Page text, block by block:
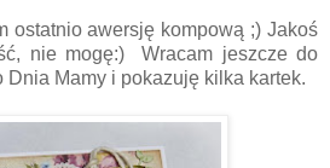
ostatnio awersję kompową ;) Jakoś
nie mogę:) Wracam jeszcze do
Mamy i pokazuję kilka kartek.